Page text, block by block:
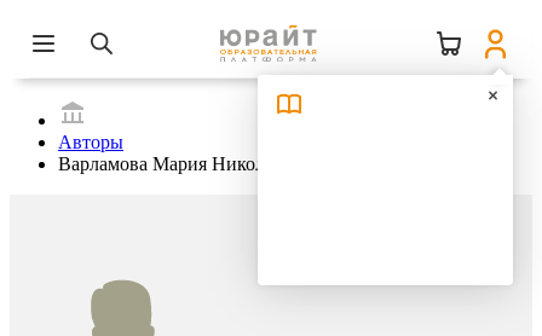
Авторы
Варламова Мария Николаевна